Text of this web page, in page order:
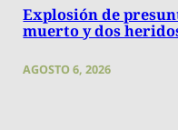
Explosión de
muerto y dos
AGOSTO 6, 2026